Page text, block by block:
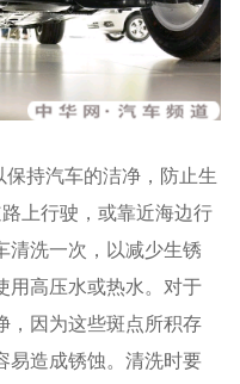
持汽车的洁净，防止生
上行驶，或靠近海边行
清洗一次，以减少生锈
用高压水或热水。对于
，因为这些斑点所积存
易造成锈蚀。清洗时要